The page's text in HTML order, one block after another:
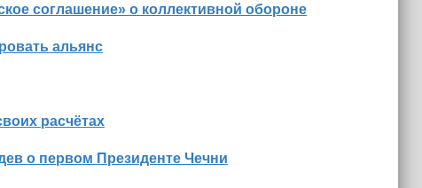
соглашение» о коллективной обороне
альянс
расчётах
о первом Президенте Чечни